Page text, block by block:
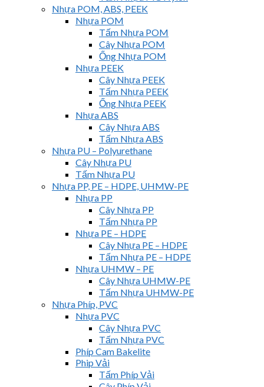
Nhựa POM, ABS, PEEK
Nhựa POM
Tấm Nhựa POM
Cây Nhựa POM
Ống Nhựa POM
Nhựa PEEK
Cây Nhựa PEEK
Tấm Nhựa PEEK
Ống Nhựa PEEK
Nhựa ABS
Cây Nhựa ABS
Tấm Nhựa ABS
Nhựa PU – Polyurethane
Cây Nhựa PU
Tấm Nhựa PU
Nhựa PP, PE – HDPE, UHMW-PE
Nhựa PP
Cây Nhựa PP
Tấm Nhựa PP
Nhựa PE – HDPE
Cây Nhựa PE – HDPE
Tấm Nhựa PE – HDPE
Nhựa UHMW – PE
Cây Nhựa UHMW-PE
Tấm Nhựa UHMW-PE
Nhựa Phíp, PVC
Nhựa PVC
Cây Nhựa PVC
Tấm Nhựa PVC
Phíp Cam Bakelite
Phip Vải
Tấm Phíp Vải